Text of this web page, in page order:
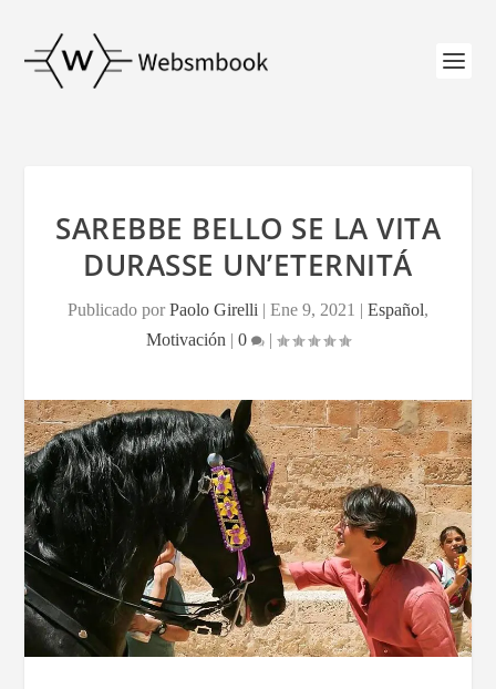
SAREBBE BELLO SE LA VITA
DURASSE UN’ETERNITÁ
Publicado porPaolo Girelli | Ene 9, 2021 | Español,
Motivación | 0 |